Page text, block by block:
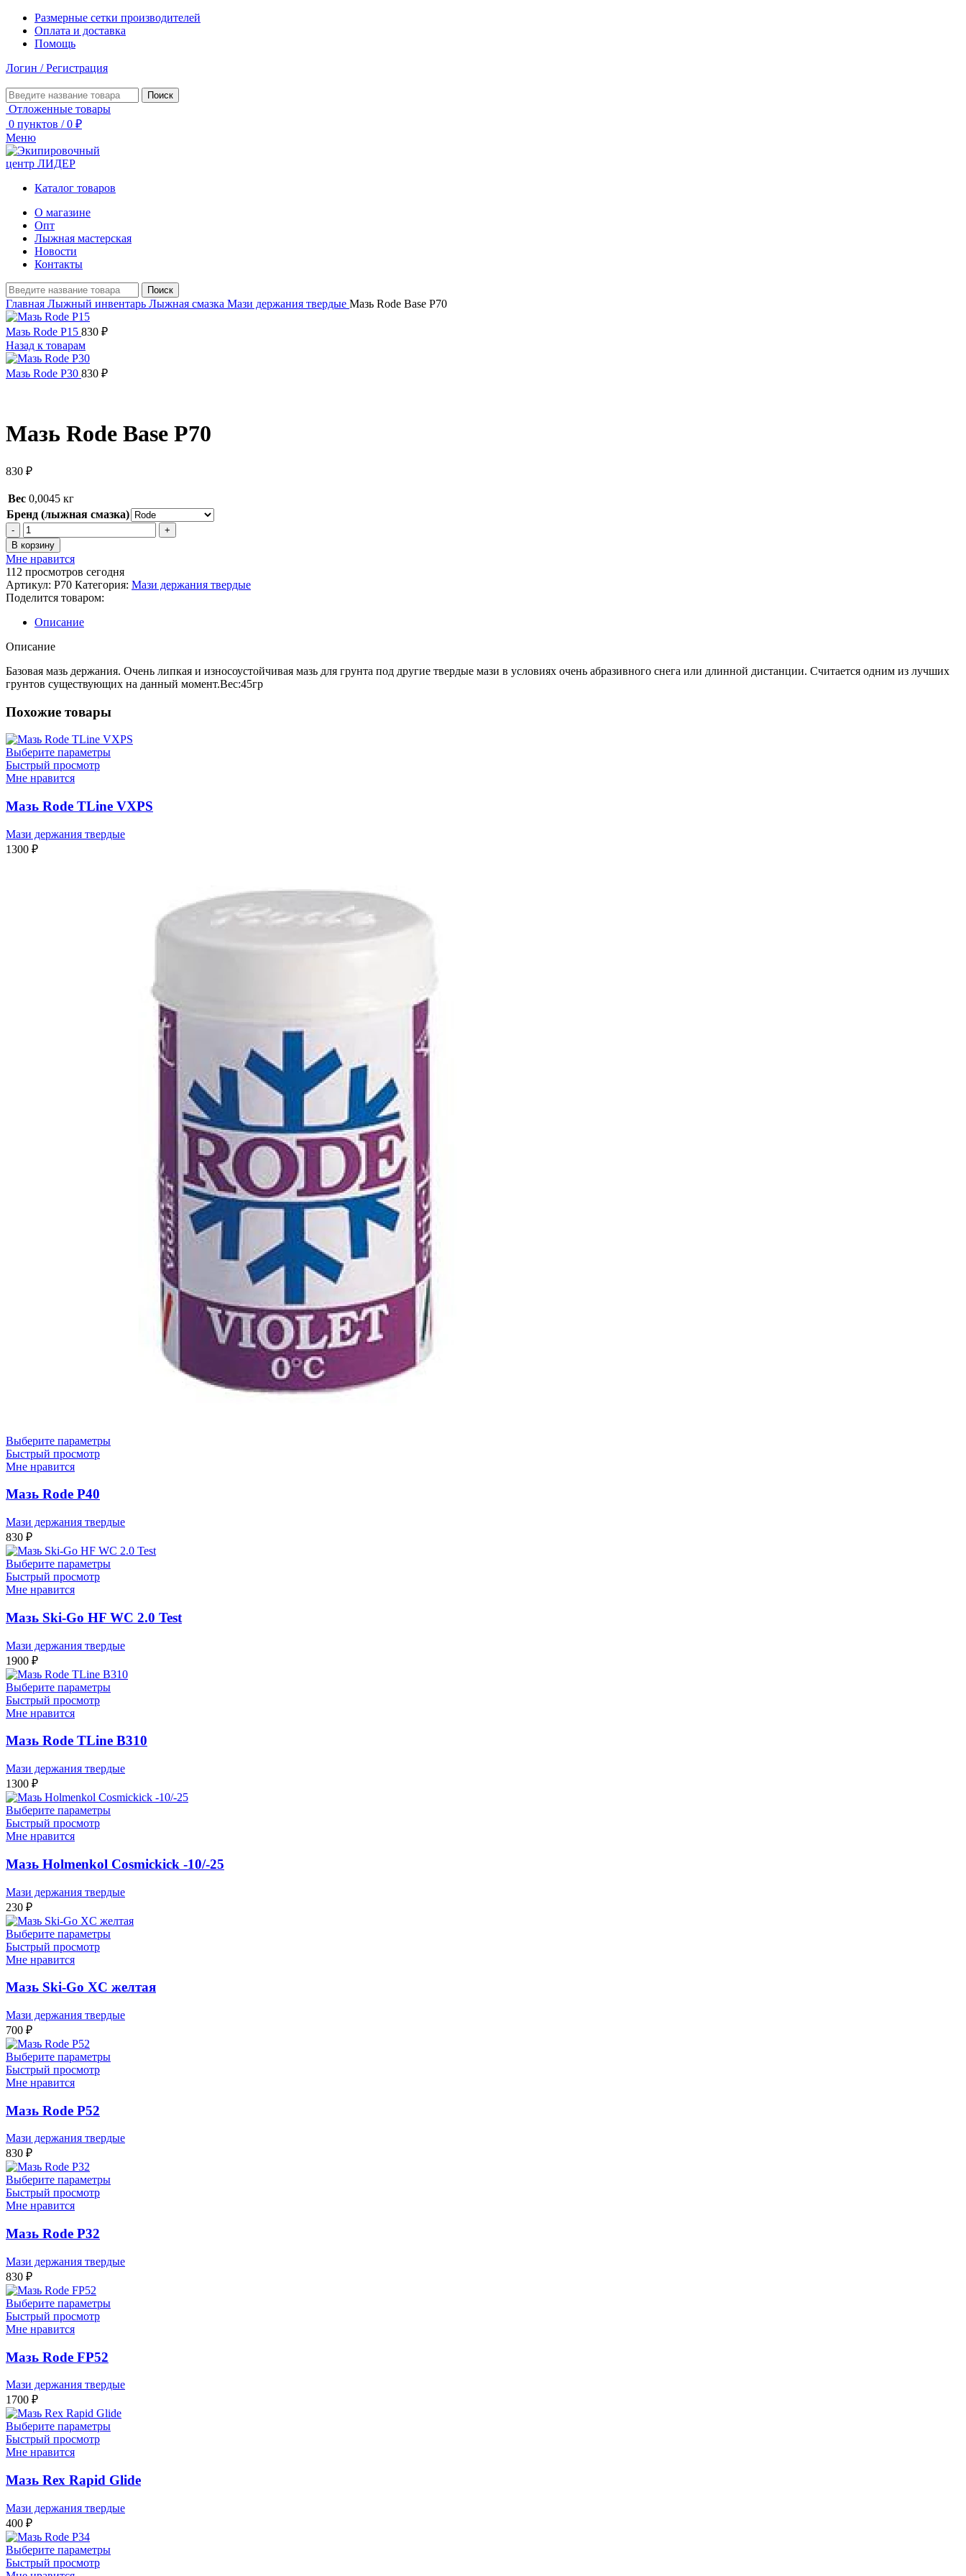
Размерные сетки производителей
Оплата и доставка
Помощь
Логин / Регистрация
Поиск
Отложенные товары
0 пунктов / 0 ₽
Меню
Каталог товаров
О магазине
Опт
Лыжная мастерская
Новости
Контакты
Поиск
Главная Лыжный инвентарь Лыжная смазка Мази держания твердые Мазь Rode Base P70
Мазь Rode P15 830 ₽
Назад к товарам
Мазь Rode P30 830 ₽
Мазь Rode Base P70
830 ₽
Вес 0,0045 кг
Бренд (лыжная смазка)
Количество
товара
Мазь
Rode
Base
P70
В корзину
Мне нравится
112 просмотров сегодня
Артикул: P70 Категория: Мази держания твердые
Поделится товаром:
Описание
Описание
Базовая мазь держания. Очень липкая и износоустойчивая мазь для грунта под другие твердые мази в условиях очень абразивного снега или длинной дистанции. Считается одним из лучших
грунтов существующих на данный момент.Вес:45гр
Похожие товары
Выберите параметры
Быстрый просмотр
Мне нравится
Мазь Rode TLine VXPS
Мази держания твердые
1300 ₽
Выберите параметры
Быстрый просмотр
Мне нравится
Мазь Rode P40
Мази держания твердые
830 ₽
Выберите параметры
Быстрый просмотр
Мне нравится
Мазь Ski-Go HF WC 2.0 Test
Мази держания твердые
1900 ₽
Выберите параметры
Быстрый просмотр
Мне нравится
Мазь Rode TLine B310
Мази держания твердые
1300 ₽
Выберите параметры
Быстрый просмотр
Мне нравится
Мазь Holmenkol Cosmickick -10/-25
Мази держания твердые
230 ₽
Выберите параметры
Быстрый просмотр
Мне нравится
Мазь Ski-Go XC желтая
Мази держания твердые
700 ₽
Выберите параметры
Быстрый просмотр
Мне нравится
Мазь Rode P52
Мази держания твердые
830 ₽
Выберите параметры
Быстрый просмотр
Мне нравится
Мазь Rode P32
Мази держания твердые
830 ₽
Выберите параметры
Быстрый просмотр
Мне нравится
Мазь Rode FP52
Мази держания твердые
1700 ₽
Выберите параметры
Быстрый просмотр
Мне нравится
Мазь Rex Rapid Glide
Мази держания твердые
400 ₽
Выберите параметры
Быстрый просмотр